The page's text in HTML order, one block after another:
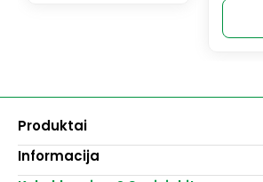
Produktai
Dažai
Informacija